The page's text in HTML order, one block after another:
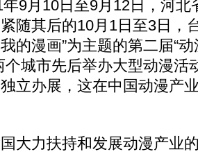
月10日至9月12日，河北
随其后的10月1日至3日，
的漫画”为主题的第二届“
个城市先后举办大型动漫活
立办展，这在中国动漫产
力扶持和发展动漫产业